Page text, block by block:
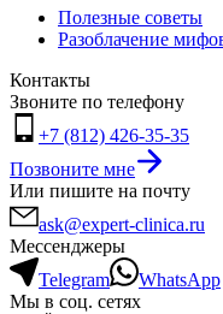
Полезные советы
Разоблачение
Контакты
Звоните по телефону
+7 (812) 426-35-35
Позвоните мне
Или пишите на почту
ask@expert-clinica.ru
Мессенджеры
Telegram
WhatsApp
Мы в соц. сетях